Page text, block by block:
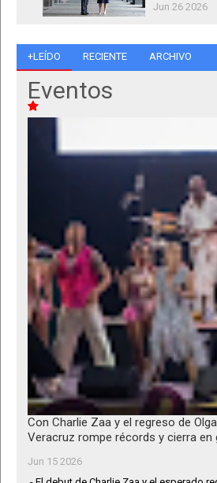
Jun 26 2026
+LEÍDO RECIENTE ARCHIVO
Eventos
Con Charlie Zaa y el regreso de
Veracruz rompe récords y cierra en
Jun 15 2026